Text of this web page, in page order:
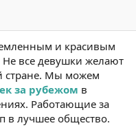
и красивым
Не все девушки желают
стране. Мы можем
за рубежом в
Работающие за
в лучшее общество.